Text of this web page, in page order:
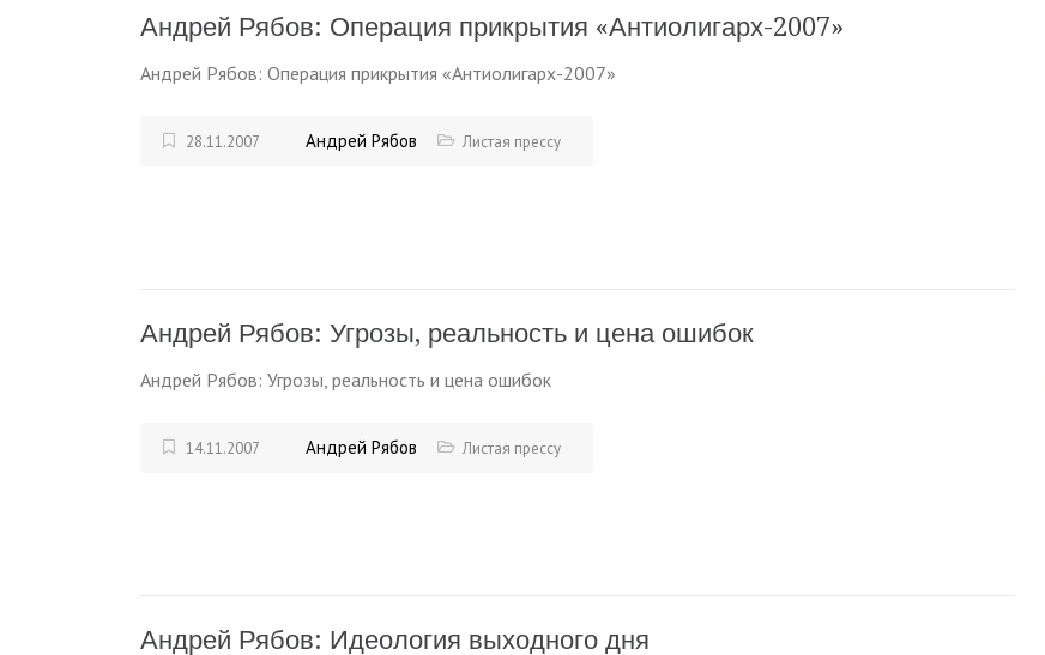
Андрей Рябов: Операция прикрытия «Антиолигарх-2007»
Андрей Рябов: Операция прикрытия «Антиолигарх-2007»
28.11.2007 Андрей Рябов Листая прессу
Андрей Рябов: Угрозы, реальность и цена ошибок
Андрей Рябов: Угрозы, реальность и цена ошибок
14.11.2007 Андрей Рябов Листая прессу
Андрей Рябов: Идеология выходного дня